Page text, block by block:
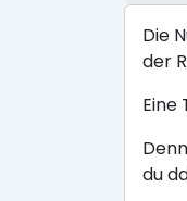
Die
der
Eine
du